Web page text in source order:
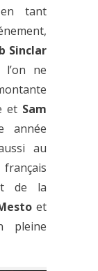
tant
Sinclar
l’on ne
et Sam
année
au
de la
et
pleine